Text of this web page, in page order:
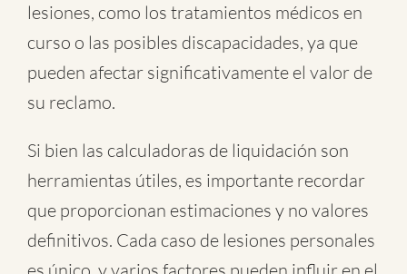
lesiones, como los tratamientos médicos en
curso o las posibles discapacidades, ya que
pueden afectar significativamente el valor de
su reclamo.
Si bien las calculadoras de liquidación son
herramientas útiles, es importante recordar
que proporcionan estimaciones y no valores
definitivos. Cada caso de lesiones personales